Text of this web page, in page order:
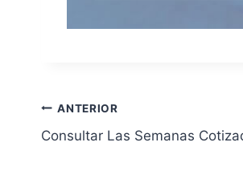
Navegación
de
ANTERIOR
Consultar Las Semanas